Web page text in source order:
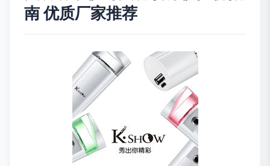
南 优质厂家推荐